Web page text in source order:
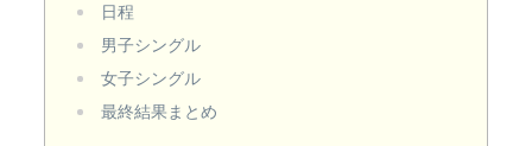
日程
男子シングル
女子シングル
最終結果まとめ